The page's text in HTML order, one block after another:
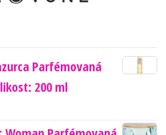
Parfémovaná
200 ml